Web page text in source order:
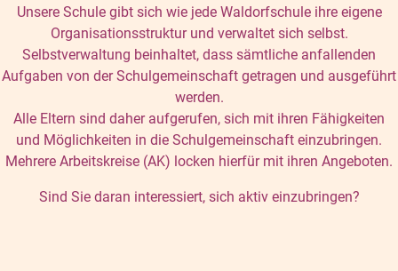
Unsere Schule gibt sich wie jede Waldorfschule ihre eigene
Organisationsstruktur und verwaltet sich selbst.
Selbstverwaltung beinhaltet, dass sämtliche anfallenden
Aufgaben von der Schulgemeinschaft getragen und ausgeführt
werden.
Alle Eltern sind daher aufgerufen, sich mit ihren Fähigkeiten
und Möglichkeiten in die Schulgemeinschaft einzubringen.
Mehrere Arbeitskreise (AK) locken hierfür mit ihren Angeboten.
Sind Sie daran interessiert, sich aktiv einzubringen?